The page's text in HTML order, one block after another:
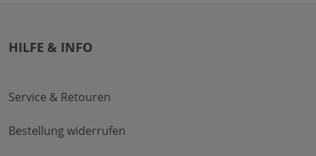
HILFE & INFO
Service & Retouren
Bestellung widerrufen